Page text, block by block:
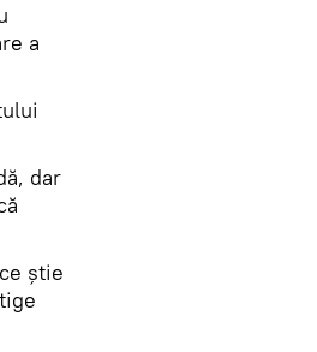
a
dar
ştie